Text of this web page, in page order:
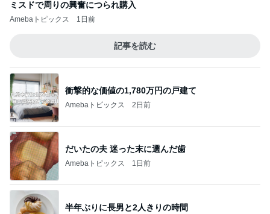
Amebaトピックス 1日前
半年ぶりに長男と2人きりの時間
Amebaトピックス 15時間前
假屋崎省吾 愛犬の6歳の誕生日